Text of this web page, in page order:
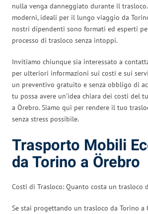
nulla venga danneggiato durante il
moderni, ideali per il lungo viaggio da
nostri dipendenti sono formati ed esperti
processo di trasloco senza intoppi.
Invitiamo chiunque sia interessato a
per ulteriori informazioni sui costi e sui
un preventivo gratuito e senza obbligo di
tu possa avere un’idea chiara dei costi del
a Örebro. Siamo qui per rendere il tuo
senza stress possibile.
Trasporto Mobili
da Torino a Örebro
Costi di Trasloco: Quanto costa un trasloco
Se stai progettando un trasloco da Torino a